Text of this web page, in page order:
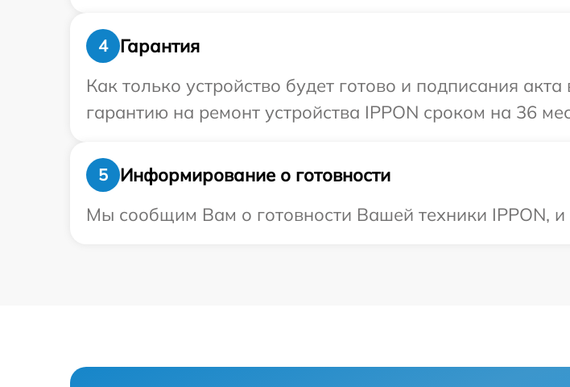
4
Гарантия
Как только устройство будет готово и подписания
гарантию на ремонт устройства IPPON сроком на 36
5
Информирование о готовности
Мы сообщим Вам о готовности Вашей техники IPPON,